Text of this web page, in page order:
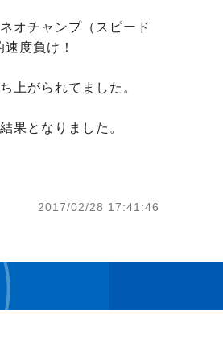
オチャンプ（スピード
度負け！
上がられてました。
果となりました。
2017/02/28 17:41:46